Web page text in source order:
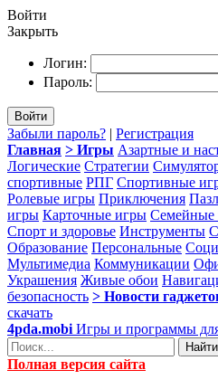
Войти
Закрыть
Логин:
Пароль:
Войти
Забыли пароль? | Регистрация
Главная > Игры Азартные и
Логические Стратегии
спортивные РПГ Спортивные
Ролевые игры Приключения
игры Карточные игры Семейные
Спорт и здоровье Инструменты
Образование Персональные
Мультимедиа Коммуникации
Украшения Живые обои
безопасность > Новости
скачать
4pda.mobi Игры и программы
Найти
Полная версия сайта